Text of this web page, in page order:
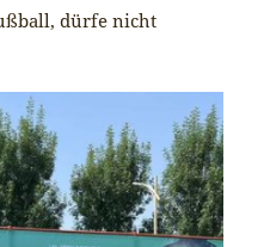
dürfe nicht